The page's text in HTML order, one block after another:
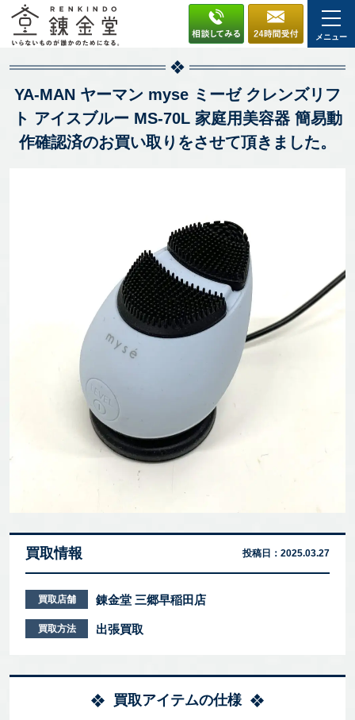
メニュー
YA-MAN ヤーマン myse ミーゼ クレンズリフ
ト アイスブルー MS-70L 家庭用美容器 簡易動
作確認済のお買い取りをさせて頂きました。
買取情報 投稿日： 2025.03.27
買取店舗 錬金堂 三郷早稲田店
買取方法 出張買取
買取アイテムの仕様